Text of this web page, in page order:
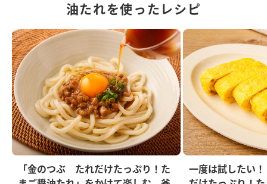
油たれを使ったレシピ
「金のつぶ たれだけたっぷり！た
一度は試したい